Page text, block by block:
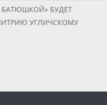
БАТЮШКОЙ» БУДЕТ
УГЛИЧСКОМУ